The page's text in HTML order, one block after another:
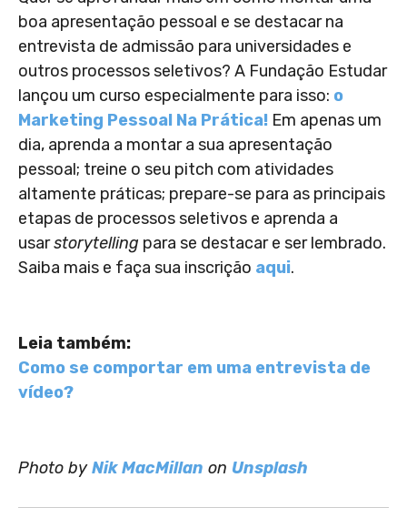
boa apresentação pessoal e se destacar na
entrevista de admissão para universidades e
outros processos seletivos? A Fundação Estudar
lançou um curso especialmente para isso: o
Marketing Pessoal Na Prática! Em apenas um
dia, aprenda a montar a sua apresentação
pessoal; treine o seu pitch com atividades
altamente práticas; prepare-se para as principais
etapas de processos seletivos e aprenda a
usarstorytelling para se destacar e ser lembrado.
Saiba mais e faça sua inscrição aqui.
Leia também:
Como se comportar em uma entrevista de
vídeo?
Photo byNik MacMillan on Unsplash